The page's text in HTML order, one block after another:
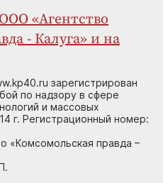
«Агентство
- Калуга» и на
зарегистрирован
по надзору в сфере
и массовых
г. Регистрационный номер:
«Комсомольская правда –